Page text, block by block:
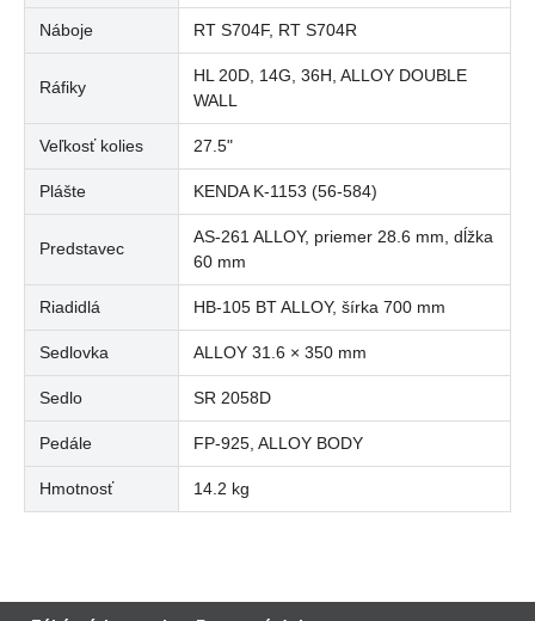
Náboje RT S704F, RT S704R
Ráfiky
HL 20D, 14G, 36H, ALLOY DOUBLE
WALL
Veľkosť kolies 27.5"
Plášte KENDA K-1153 (56-584)
Predstavec
AS-261 ALLOY, priemer 28.6 mm, dĺžka
60 mm
Riadidlá HB-105 BT ALLOY, šírka 700 mm
Sedlovka ALLOY 31.6 × 350 mm
Sedlo SR 2058D
Pedále FP-925, ALLOY BODY
Hmotnosť 14.2 kg